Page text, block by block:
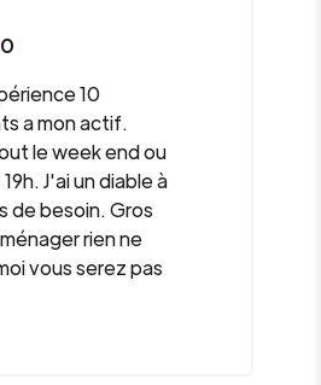
0
10
a mon actif.
le week end ou
J'ai un diable à
de besoin. Gros
rien ne
vous serez pas